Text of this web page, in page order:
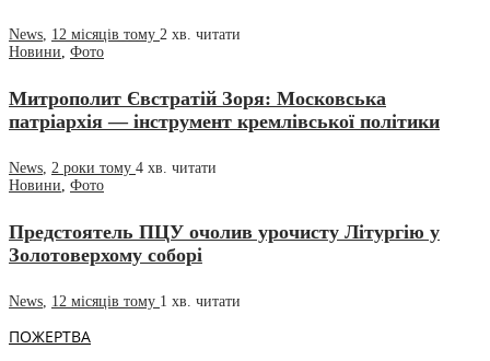
News 12 місяців тому 2 хв. читати
Новини Фото
Митрополит Євстратій Зоря: Московська
патріархія — інструмент кремлівської політики
News 2 роки тому 4 хв. читати
Новини Фото
Предстоятель ПЦУ очолив урочисту Літургію у
Золотоверхому соборі
News 12 місяців тому 1 хв. читати
ПОЖЕРТВА